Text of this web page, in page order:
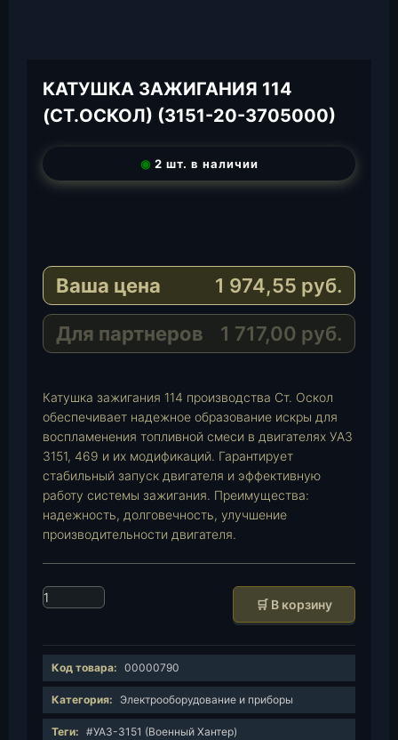
КАТУШКА ЗАЖИГАНИЯ 114
(СТ.ОСКОЛ) (3151-20-3705000)
◉ 2 шт. в наличии
e
r
a
m
a
s
A
p
a
i
l
Ваша цена 1 974,55 руб.
Для партнеров 1 717,00 руб.
Катушка зажигания 114 производства Ст. Оскол
обеспечивает надежное образование искры для
воспламенения топливной смеси в двигателях УАЗ
3151, 469 и их модификаций. Гарантирует
стабильный запуск двигателя и эффективную
работу системы зажигания. Преимущества:
надежность, долговечность, улучшение
производительности двигателя.
К
и
ч
с
🛒 В корзину
Код товара: 00000790
Категория: Электрооборудование и приборы
Теги: #УАЗ-3151 (Военный Хантер)